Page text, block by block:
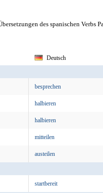
des spanischen Verbs
Deutsch
besprechen
halbieren
halbieren
mitteilen
austeilen
startbereit